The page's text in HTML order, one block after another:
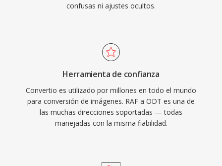
confusas ni ajustes ocultos.
Herramienta de confianza
Convertio es utilizado por millones en todo el mundo
para conversión de imágenes. RAF a ODT es una de
las muchas direcciones soportadas — todas
manejadas con la misma fiabilidad.